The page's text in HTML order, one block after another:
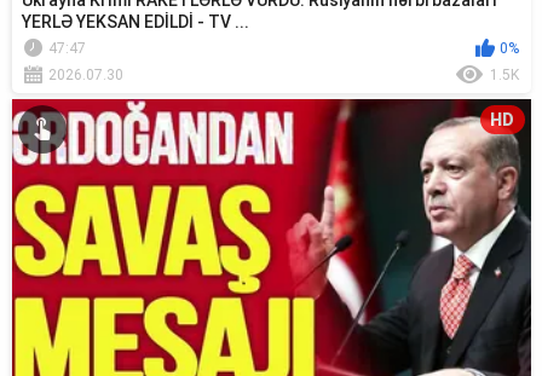
YERLƏ YEKSAN EDİLDİ - TV ...
47:47
0%
2026.07.30
1.5K
HD